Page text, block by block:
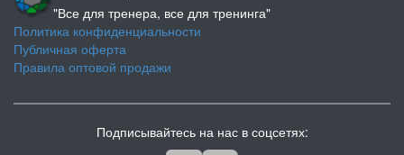
"Все для тренера, все для тренинга"
Политика конфиденциальности
Публичная оферта
Правила оптовой продажи
Подписывайтесь на нас в соцсетях: